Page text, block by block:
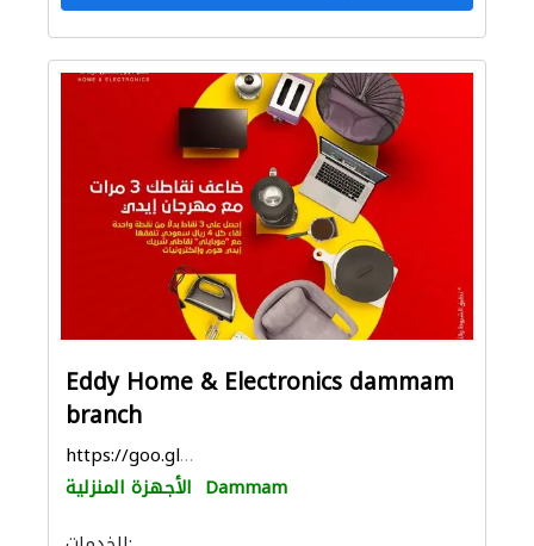
Eddy Home & Electronics dammam
branch
https://goo.gl/maps/8tqidYuR9UkKw9Yx7
الأجهزة المنزلية Dammam